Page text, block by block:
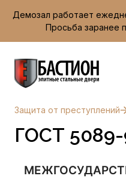
Демозал работает
Просьба заранее
Защита от преступлений
ГОСТ